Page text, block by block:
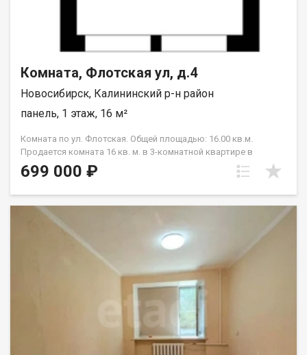
Комната, Флотская ул, д.4
Новосибирск, Калининский р-н район
панель, 1 этаж, 16 м²
Комната по ул. Флотская. Общей площадью: 16.00 кв.м.
Продается комната 16 кв. м. в 3-комнатной квартире в
Пашино. В комнате натяжной потолок, заменены батареи,
установлены пластиковые окна. В квартире нужен ремонт,
капитального ремонта. Остановка транспорта возле дома.
Рядом детский сад, центр внешкольной работы Парус,
несколько магазинов, аптек, пунктов выдачи интернет-
заказов Рядом с объектом находятся:1 детский сад,2
продуктовых магазина. Возможен обмен на вашу
недвижимость. Возможна продажа в рассрочку. При звонке,
пожалуйста, сообщите номер варианта - JV009054113552.
699 000 ₽